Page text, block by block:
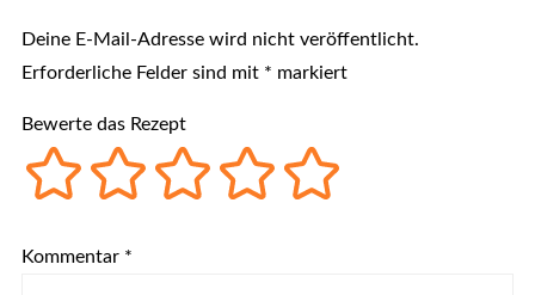
Deine E-Mail-Adresse wird nicht veröffentlicht.
Erforderliche Felder sind mit * markiert
Bewerte das Rezept
Kommentar *